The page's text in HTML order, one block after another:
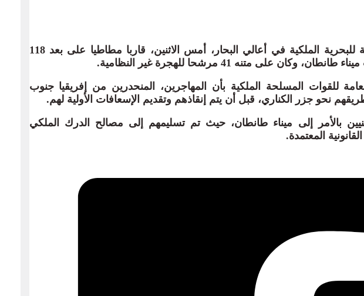
اعترضت دورية تابعة للبحرية الملكية في أعالي البحار، أمس الاثنين، قاربا مطاطيا على بعد 118
وكان على متنه 41 مرشحا للهجرة غير النظامية.
للقوات المسلحة الملكية بأن المهاجرين، المنحدرين من إفريقيا جنوب
نحو جزر الكناري، قبل أن يتم إنقاذهم وتقديم الإسعافات الأولية لهم.
بالأمر إلى ميناء طانطان، حيث تم تسليمهم إلى مصالح الدرك الملكي
المعتمدة.